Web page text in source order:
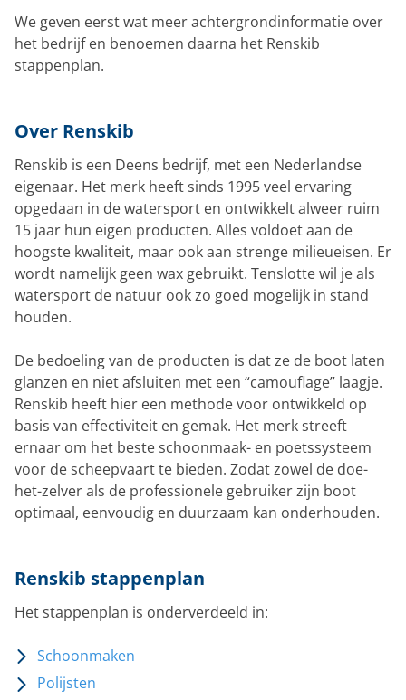
We geven eerst wat meer achtergrondinformatie over
het bedrijf en benoemen daarna het Renskib
stappenplan.
Over Renskib
Renskib is een Deens bedrijf, met een Nederlandse
eigenaar. Het merk heeft sinds 1995 veel ervaring
opgedaan in de watersport en ontwikkelt alweer ruim
15 jaar hun eigen producten. Alles voldoet aan de
hoogste kwaliteit, maar ook aan strenge milieueisen. Er
wordt namelijk geen wax gebruikt. Tenslotte wil je als
watersport de natuur ook zo goed mogelijk in stand
houden.
De bedoeling van de producten is dat ze de boot laten
glanzen en niet afsluiten met een “camouflage” laagje.
Renskib heeft hier een methode voor ontwikkeld op
basis van effectiviteit en gemak. Het merk streeft
ernaar om het beste schoonmaak- en poetssysteem
voor de scheepvaart te bieden. Zodat zowel de doe-
het-zelver als de professionele gebruiker zijn boot
optimaal, eenvoudig en duurzaam kan onderhouden.
Renskib stappenplan
Het stappenplan is onderverdeeld in:
Schoonmaken
Polijsten